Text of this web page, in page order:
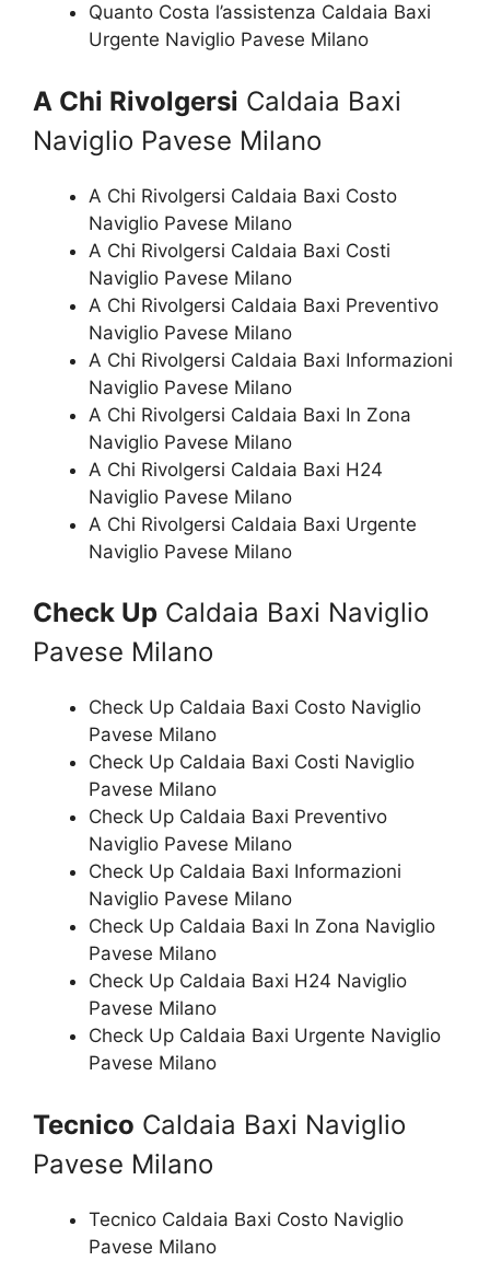
Quanto Costa l’assistenza Caldaia Baxi
Urgente Naviglio Pavese Milano
A Chi Rivolgersi Caldaia Baxi
Naviglio Pavese Milano
A Chi Rivolgersi Caldaia Baxi Costo
Naviglio Pavese Milano
A Chi Rivolgersi Caldaia Baxi Costi
Naviglio Pavese Milano
A Chi Rivolgersi Caldaia Baxi Preventivo
Naviglio Pavese Milano
A Chi Rivolgersi Caldaia Baxi Informazioni
Naviglio Pavese Milano
A Chi Rivolgersi Caldaia Baxi In Zona
Naviglio Pavese Milano
A Chi Rivolgersi Caldaia Baxi H24
Naviglio Pavese Milano
A Chi Rivolgersi Caldaia Baxi Urgente
Naviglio Pavese Milano
Check Up Caldaia Baxi Naviglio
Pavese Milano
Check Up Caldaia Baxi Costo Naviglio
Pavese Milano
Check Up Caldaia Baxi Costi Naviglio
Pavese Milano
Check Up Caldaia Baxi Preventivo
Naviglio Pavese Milano
Check Up Caldaia Baxi Informazioni
Naviglio Pavese Milano
Check Up Caldaia Baxi In Zona Naviglio
Pavese Milano
Check Up Caldaia Baxi H24 Naviglio
Pavese Milano
Check Up Caldaia Baxi Urgente Naviglio
Pavese Milano
Tecnico Caldaia Baxi Naviglio
Pavese Milano
Tecnico Caldaia Baxi Costo Naviglio
Pavese Milano